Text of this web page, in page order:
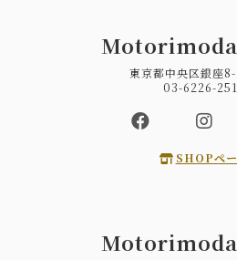
Motorimoda
東京都中央区銀座
03-6226-
SHOPペ
Motorimoda